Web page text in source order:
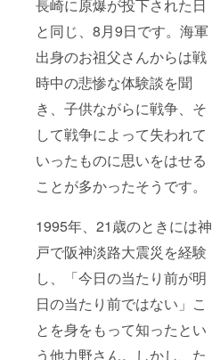
長崎に原爆が投下された日
と同じ、8月9日です。海軍
出身のお祖父さんからは戦
時中の悲惨な体験談を聞
き、子供ながらに戦争、そ
して戦争によって失われて
いったものに思いをはせる
ことが多かったそうです。
1995年、21歳のときには神
戸で阪神淡路大震災を経験
し、「今日の当たり前が明
日の当たり前ではない」こ
とを身をもって知ったとい
う他力野さん。しかし、た